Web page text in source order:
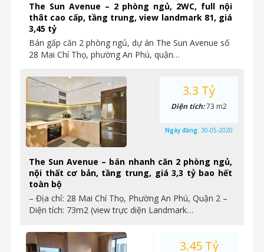
The Sun Avenue – 2 phòng ngủ, 2WC, full nội
thât cao cấp, tầng trung, view landmark 81, giá
3,45 tỷ
Bán gấp căn 2 phòng ngủ, dự án The Sun Avenue số
28 Mai Chí Thọ, phường An Phú, quận…
The Sun Avenue – bán nhanh căn 2 phòng ngủ,
nội thất cơ bản, tầng trung, giá 3,3 tỷ bao hết
toàn bộ
– Địa chỉ: 28 Mai Chí Thọ, Phường An Phú, Quận 2 –
Diện tích: 73m2 (view trực diện Landmark…
3.3 Tỷ
Diện tích:73 m2
Ngày đăng: 30-05-2020
3.45 Tỷ